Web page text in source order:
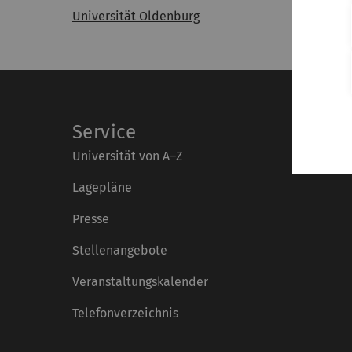
Universität Oldenburg
Service
Universität von A–Z
Lagepläne
Presse
Stellenangebote
Veranstaltungskalender
Telefonverzeichnis